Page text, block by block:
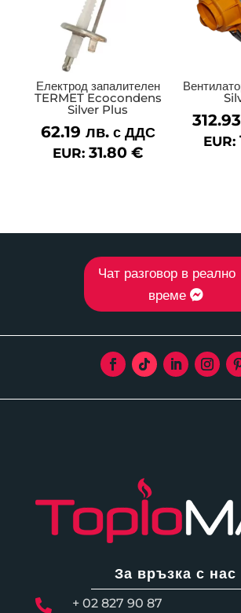
Електрод запалителен
TERMET Ecocondens
Silver Plus
62.19 лв. с ДДС
EUR:31.80€
312.93
EUR:
Чат разговор в реално
време
За връзка с нас
 + 02 827 90 87